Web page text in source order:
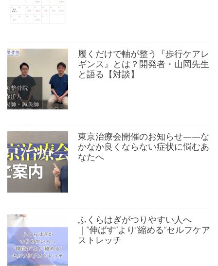
履くだけで軸が整う『歩行ケアレ
ギンス』とは？開発者・山岡先生
と語る【対談】
東京治療会開催のお知らせ——な
かなか良くならない症状に悩むあ
なたへ
ふくらはぎがつりやすい人へ
｜”伸ばす”より”縮める”セルフケア
ストレッチ